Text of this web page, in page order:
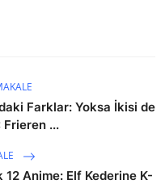
Farklar: Yoksa İkisi de
Frieren ...
Anime: Elf Kederine K-